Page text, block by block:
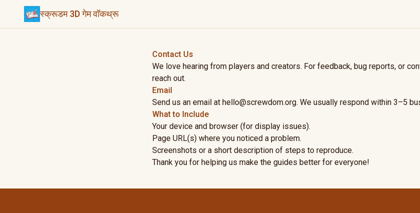
स्क्रूडम 3D गेम वॉकथ्रू
Contact Us
We love hearing from players and creators. For feedback, bug reports, or
reach out.
Email
Send us an email at hello@screwdom.org. We usually respond within 3–5
What to Include
Your device and browser (for display issues).
Page URL(s) where you noticed a problem.
Screenshots or a short description of steps to reproduce.
Thank you for helping us make the guides better for everyone!